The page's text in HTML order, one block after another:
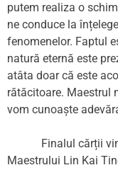
putem realiza o
ne conduce la
fenomenelor. Faptul
natură eternă este
atâta doar că este
rătăcitoare. Maestrul
vom cunoaște
Finalul cărții vine
Maestrului Lin Kai